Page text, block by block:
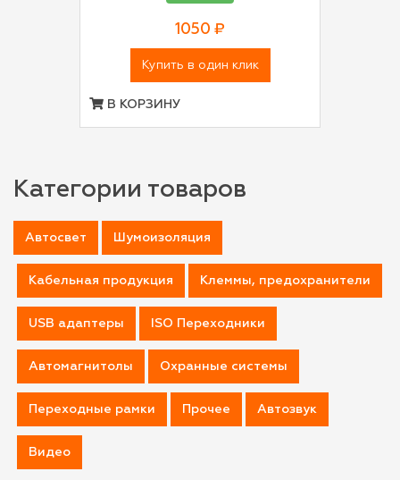
1050 ₽
Купить в один клик
В КОРЗИНУ
Категории товаров
Автосвет Шумоизоляция
Кабельная продукция Клеммы, предохранители
USB адаптеры ISO Переходники
Автомагнитолы Охранные системы
Переходные рамки Прочее Автозвук
Видео